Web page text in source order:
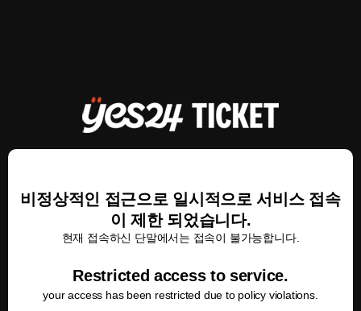
비정상적인 접근으로 일시적으로 서비스 접속
이 제한 되었습니다.
현재 접속하신 단말에서는 접속이 불가능합니다.
Restricted access to service.
your access has been restricted due to policy violations.